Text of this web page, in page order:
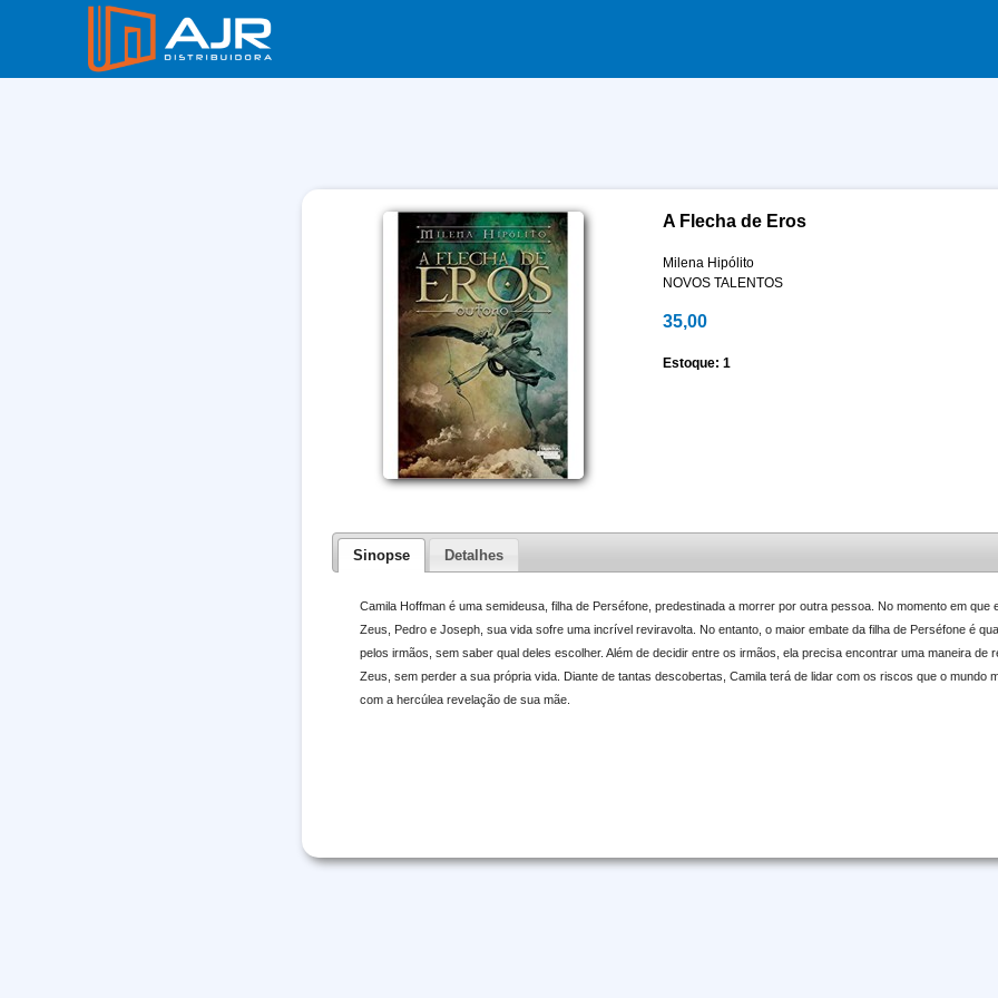
A Flecha de Eros
Milena Hipólito
NOVOS TALENTOS
35,00
Estoque: 1
Sinopse Detalhes
Camila Hoffman é uma semideusa, filha de Perséfone, predestinada a morrer por outra pessoa. No momento em que
Zeus, Pedro e Joseph, sua vida sofre uma incrível reviravolta. No entanto, o maior embate da filha de Perséfone é
pelos irmãos, sem saber qual deles escolher. Além de decidir entre os irmãos, ela precisa encontrar uma maneira de
Zeus, sem perder a sua própria vida. Diante de tantas descobertas, Camila terá de lidar com os riscos que o mundo
com a hercúlea revelação de sua mãe.